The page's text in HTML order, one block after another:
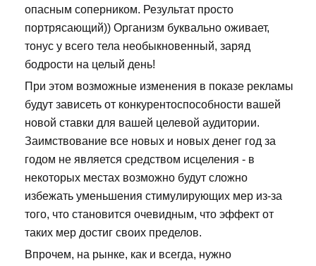
опасным соперником. Результат просто
портрясающий)) Организм буквально оживает,
тонус у всего тела необыкновенный, заряд
бодрости на целый день!
При этом возможные изменения в показе рекламы
будут зависеть от конкурентоспособности вашей
новой ставки для вашей целевой аудитории.
Заимствование все новых и новых денег год за
годом не является средством исцеления - в
некоторых местах возможно будут сложно
избежать уменьшения стимулирующих мер из-за
того, что становится очевидным, что эффект от
таких мер достиг своих пределов.
Впрочем, на рынке, как и всегда, нужно